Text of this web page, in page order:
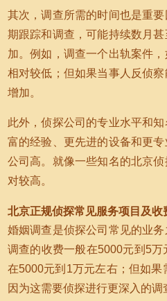
其次，调查所需的时间也是重
期跟踪和调查，可能持续数月
加。例如，调查一个出轨案件
相对较低；但如果当事人反侦
增加。
此外，侦探公司的专业水平和
富的经验、更先进的设备和更
公司高。就像一些知名的北京
对较高。
北京正规侦探常见服务项目及收
婚姻调查是侦探公司常见的业
调查的收费一般在5000元到5
在5000元到1万元左右；但如果
因为这需要侦探进行更深入的调